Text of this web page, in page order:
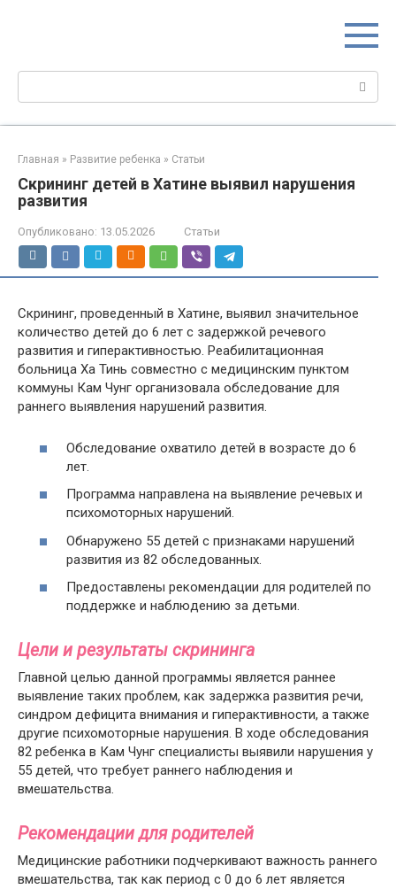
Поиск:
Главная » Развитие ребенка » Статьи
Скрининг детей в Хатине выявил нарушения
развития
Опубликовано: 13.05.2026 Статьи
Скрининг, проведенный в Хатине, выявил значительное
количество детей до 6 лет с задержкой речевого
развития и гиперактивностью. Реабилитационная
больница Ха Тинь совместно с медицинским пунктом
коммуны Кам Чунг организовала обследование для
раннего выявления нарушений развития.
Обследование охватило детей в возрасте до 6
лет.
Программа направлена на выявление речевых и
психомоторных нарушений.
Обнаружено 55 детей с признаками нарушений
развития из 82 обследованных.
Предоставлены рекомендации для родителей по
поддержке и наблюдению за детьми.
Цели и результаты скрининга
Главной целью данной программы является раннее
выявление таких проблем, как задержка развития речи,
синдром дефицита внимания и гиперактивности, а также
другие психомоторные нарушения. В ходе обследования
82 ребенка в Кам Чунг специалисты выявили нарушения у
55 детей, что требует раннего наблюдения и
вмешательства.
Рекомендации для родителей
Медицинские работники подчеркивают важность раннего
вмешательства, так как период с 0 до 6 лет является